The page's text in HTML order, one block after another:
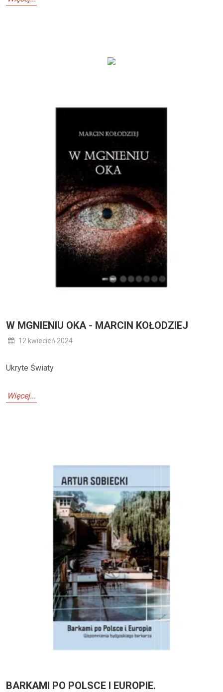
W MGNIENIU OKA - MARCIN KOŁODZIEJ
12 kwiecień 2024
Ukryte Światy
Więcej...
BARKAMI PO POLSCE I EUROPIE.